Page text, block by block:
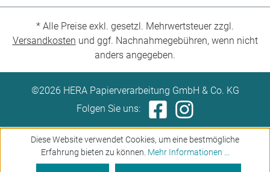
* Alle Preise exkl. gesetzl. Mehrwertsteuer zzgl.
Versandkosten und ggf. Nachnahmegebühren, wenn nicht
anders angegeben.
©2026 HERA Papierverarbeitung GmbH & Co. KG
Folgen Sie uns:
Diese Website verwendet Cookies, um eine bestmögliche
Erfahrung bieten zu können. Mehr Informationen ...